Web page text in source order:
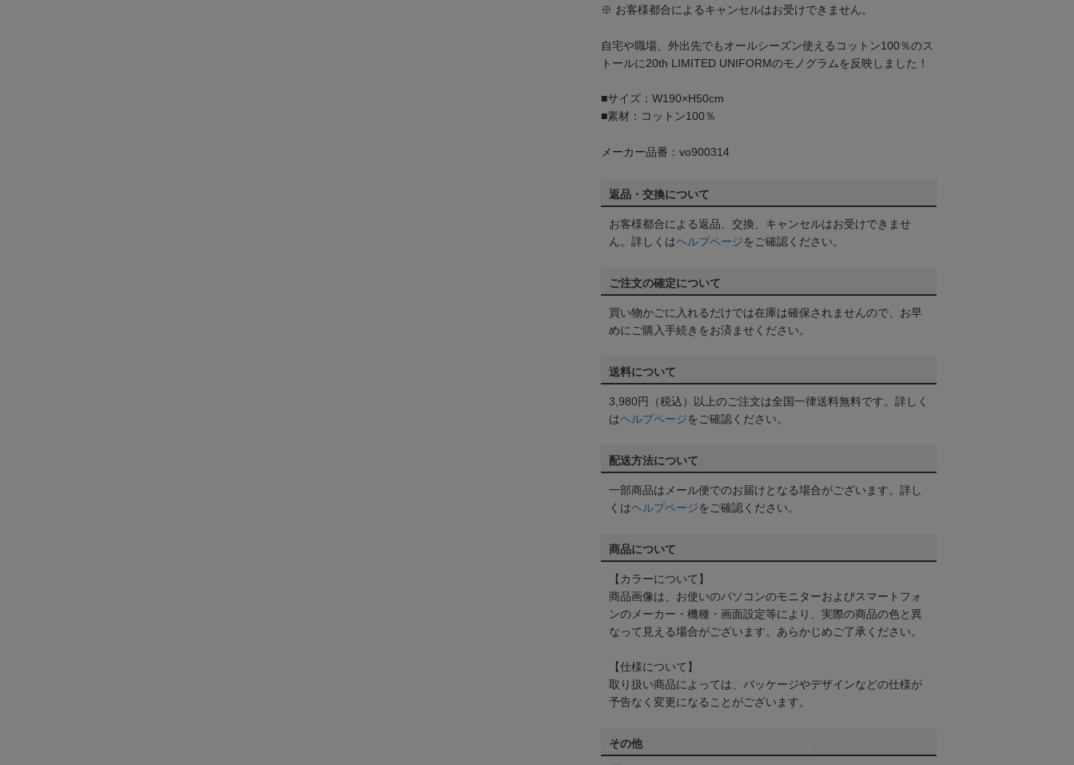
※ お客様都合によるキャンセルはお受けできません。
自宅や職場、外出先でもオールシーズン使えるコットン100％のス
トールに20th LIMITED UNIFORMのモノグラムを反映しました！
■サイズ：W190×H50cm
■素材：コットン100％
メーカー品番：vo900314
返品・交換について
お客様都合による返品、交換、キャンセルはお受けできませ
ん。詳しくはヘルプページをご確認ください。
ご注文の確定について
買い物かごに入れるだけでは在庫は確保されませんので、お早
めにご購入手続きをお済ませください。
送料について
3,980円（税込）以上のご注文は全国一律送料無料です。詳しく
はヘルプページをご確認ください。
配送方法について
一部商品はメール便でのお届けとなる場合がございます。詳し
くはヘルプページをご確認ください。
商品について
【カラーについて】
商品画像は、お使いのパソコンのモニターおよびスマートフォ
ンのメーカー・機種・画面設定等により、実際の商品の色と異
なって見える場合がございます。あらかじめご了承ください。
【仕様について】
取り扱い商品によっては、パッケージやデザインなどの仕様が
予告なく変更になることがございます。
その他